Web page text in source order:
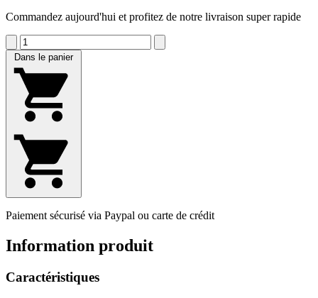
Commandez aujourd'hui et profitez de notre livraison super rapide
Dans le panier
Paiement sécurisé via Paypal ou carte de crédit
Information produit
Caractéristiques